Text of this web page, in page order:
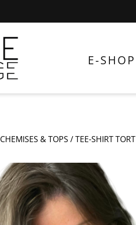
E-SHOP
CHEMISES & TOPS /TEE-SHIRT